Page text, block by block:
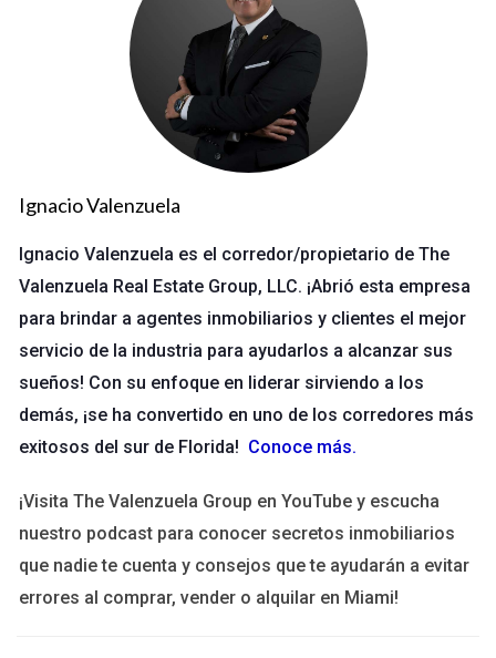
Inmobiliario
La tecnología ha transformado cada aspecto del sector
inmobiliario, desde la búsqueda inicial hasta el cierre de una
venta. Las herramientas digitales permiten a los agentes
ofrecer un servicio más personalizado y eficiente, lo que
resulta en una mayor satisfacción del cliente. Los datos son
agentes tomar decisiones informadas basadas en análisis
precisos.
Caso de Éxito 1: Innovación en Ventas
Un ejemplo destacado es el equipo de ventas de XYZ Realty
en Miami, que implementó un sistema CRM (Customer
Relationship Management) avanzado. Gracias a esta
personalizar sus estrategias de marketing. Como resultado,
lograron aumentar sus ventas en un 30% en solo seis meses.
La clave fue utilizar datos para entender las necesidades
específicas de sus clientes y ofrecerles propiedades que
Ignacio Valenzuela
Ignacio Valenzuela es el corredor/propietario de The
Valenzuela Real Estate Group, LLC. ¡Abrió esta empresa
para brindar a agentes inmobiliarios y clientes el mejor
servicio de la industria para ayudarlos a alcanzar sus
sueños! Con su enfoque en liderar sirviendo a los
demás, ¡se ha convertido en uno de los corredores más
exitosos del sur de Florida! Conoce más.
¡Visita The Valenzuela Group en YouTube y escucha
nuestro podcast para conocer secretos inmobiliarios
que nadie te cuenta y consejos que te ayudarán a evitar
errores al comprar, vender o alquilar en Miami!